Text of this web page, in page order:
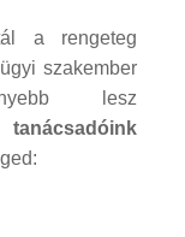
a rengeteg
szakember
lesz